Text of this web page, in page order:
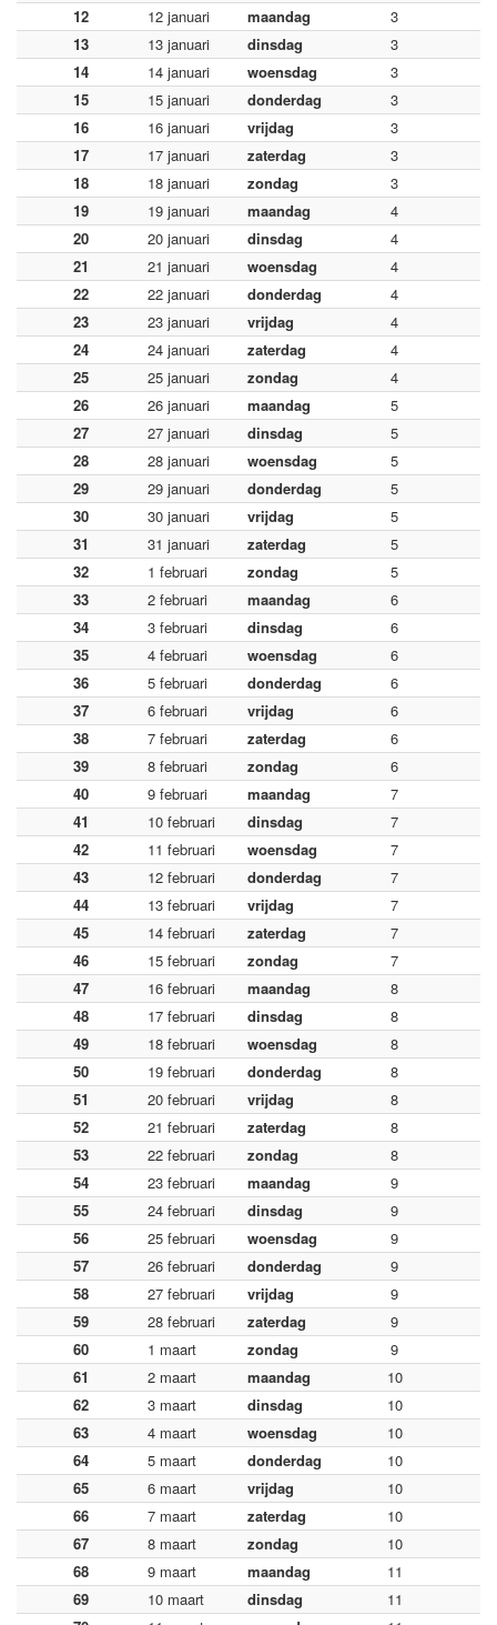
12
12 januari maandag
3
13
13 januari dinsdag
3
14
14 januari woensdag
3
15
15 januari donderdag
3
16
16 januari vrijdag
3
17
17 januari zaterdag
3
18
18 januari zondag
3
19
19 januari maandag
4
20
20 januari dinsdag
4
21
21 januari woensdag
4
22
22 januari donderdag
4
23
23 januari vrijdag
4
24
24 januari zaterdag
4
25
25 januari zondag
4
26
26 januari maandag
5
27
27 januari dinsdag
5
28
28 januari woensdag
5
29
29 januari donderdag
5
30
30 januari vrijdag
5
31
31 januari zaterdag
5
32
1 februari zondag
5
33
2 februari maandag
6
34
3 februari dinsdag
6
35
4 februari woensdag
6
36
5 februari donderdag
6
37
6 februari vrijdag
6
38
7 februari zaterdag
6
39
8 februari zondag
6
40
9 februari maandag
7
41
10 februari dinsdag
7
42
11 februari woensdag
7
43
12 februari donderdag
7
44
13 februari vrijdag
7
45
14 februari zaterdag
7
46
15 februari zondag
7
47
16 februari maandag
8
48
17 februari dinsdag
8
49
18 februari woensdag
8
50
19 februari donderdag
8
51
20 februari vrijdag
8
52
21 februari zaterdag
8
53
22 februari zondag
8
54
23 februari maandag
9
55
24 februari dinsdag
9
56
25 februari woensdag
9
57
26 februari donderdag
9
58
27 februari vrijdag
9
59
28 februari zaterdag
9
60
1 maart zondag
9
61
2 maart maandag
10
62
3 maart dinsdag
10
63
4 maart woensdag
10
64
5 maart donderdag
10
65
6 maart vrijdag
10
66
7 maart zaterdag
10
67
8 maart zondag
10
68
9 maart maandag
11
69
10 maart dinsdag
11